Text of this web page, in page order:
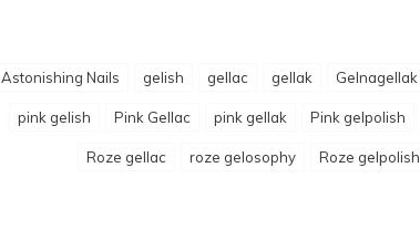
Astonishing Nails gelish gellac gellak Gelnagellak
pink gelish Pink Gellac pink gellak Pink gelpolish
Roze gellac roze gelosophy Roze gelpolish